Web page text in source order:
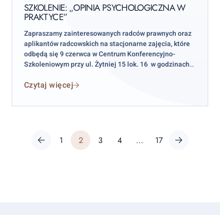
SZKOLENIE: „OPINIA PSYCHOLOGICZNA W
PRAKTYCE”
Zapraszamy zainteresowanych radców prawnych oraz
aplikantów radcowskich na stacjonarne zajęcia, które
odbędą się 9 czerwca w Centrum Konferencyjno-
Szkoleniowym przy ul. Żytniej 15 lok. 16 w godzinach
Czytaj więcej
pagination
Previous page Page
1 Page
2 Page
3 Page
4 … Page
17 Next page